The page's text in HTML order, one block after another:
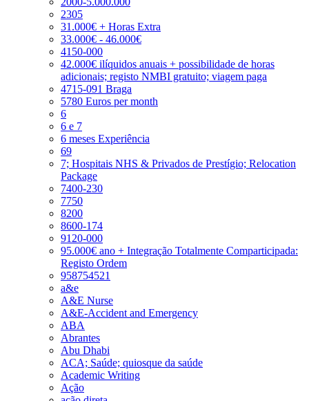
2305
31.000€ + Horas Extra
33.000€ - 46.000€
4150-000
42.000€ ilíquidos anuais + possibilidade de horas
adicionais; registo NMBI gratuito; viagem paga
4715-091 Braga
5780 Euros per month
6
6 e 7
6 meses Experiência
69
7; Hospitais NHS & Privados de Prestígio; Relocation
Package
7400-230
7750
8200
8600-174
9120-000
95.000€ ano + Integração Totalmente Comparticipada:
Registo Ordem
958754521
a&e
A&E Nurse
A&E-Accident and Emergency
ABA
Abrantes
Abu Dhabi
ACA; Saúde; quiosque da saúde
Academic Writing
Ação